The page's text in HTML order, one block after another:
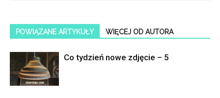
POWIĄZANE ARTYKUŁY WIĘCEJ OD AUTORA
Co tydzień nowe zdjęcie – 5